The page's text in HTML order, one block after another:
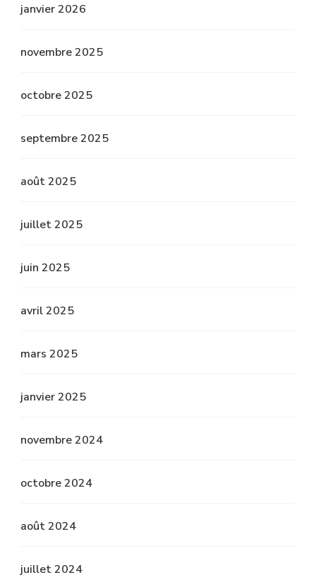
janvier 2026
novembre 2025
octobre 2025
septembre 2025
août 2025
juillet 2025
juin 2025
avril 2025
mars 2025
janvier 2025
novembre 2024
octobre 2024
août 2024
juillet 2024